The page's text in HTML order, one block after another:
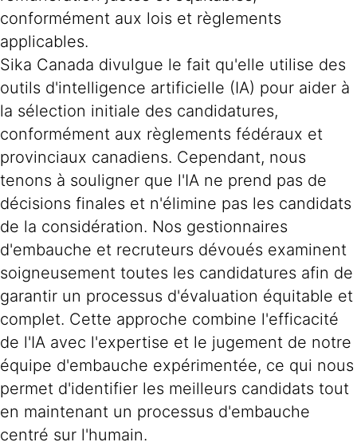
conformément aux lois et règlements
applicables.
Sika Canada divulgue le fait qu'elle utilise des
outils d'intelligence artificielle (IA) pour aider à
la sélection initiale des candidatures,
conformément aux règlements fédéraux et
provinciaux canadiens. Cependant, nous
tenons à souligner que l'IA ne prend pas de
décisions finales et n'élimine pas les candidats
de la considération. Nos gestionnaires
d'embauche et recruteurs dévoués examinent
soigneusement toutes les candidatures afin de
garantir un processus d'évaluation équitable et
complet. Cette approche combine l'efficacité
de l'IA avec l'expertise et le jugement de notre
équipe d'embauche expérimentée, ce qui nous
permet d'identifier les meilleurs candidats tout
en maintenant un processus d'embauche
centré sur l'humain.